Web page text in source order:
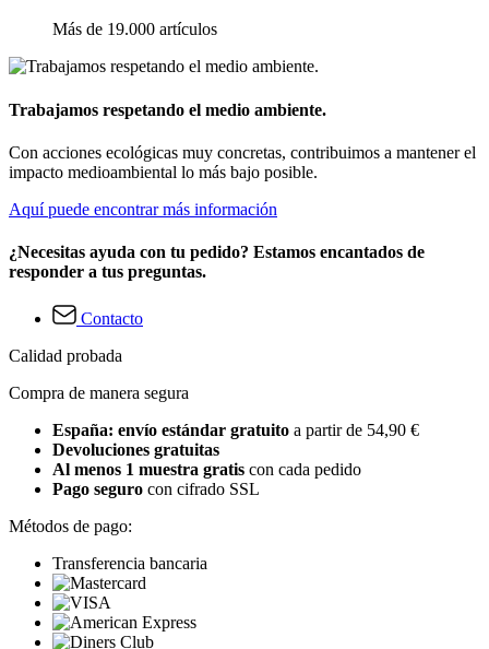
Más de 19.000 artículos
Trabajamos respetando el medio ambiente.
Con acciones ecológicas muy concretas, contribuimos a mantener el
impacto medioambiental lo más bajo posible.
Aquí puede encontrar más información
¿Necesitas ayuda con tu pedido? Estamos encantados de
responder a tus preguntas.
Contacto
Calidad probada
Compra de manera segura
España: envío estándar gratuito a partir de 54,90 €
Devoluciones gratuitas
Al menos 1 muestra gratis con cada pedido
Pago seguro con cifrado SSL
Métodos de pago:
Transferencia bancaria